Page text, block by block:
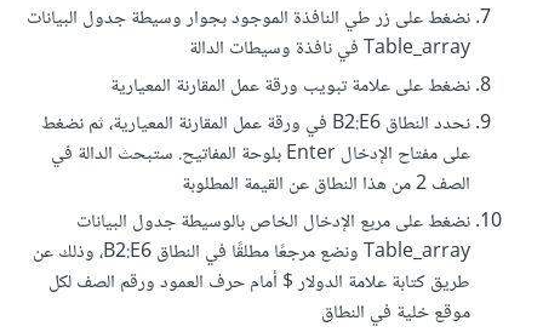
نضغط على زر طي النافذة الموجود بجوار وسيطة جدول البيانات
Table_array في نافذة وسيطات الدالة
نضغط على علامة تبويب ورقة عمل المقارنة المعيارية
نحدد النطاق B2:E6 في ورقة عمل المقارنة المعيارية، ثم نضغط
على مفتاح الإدخال Enter بلوحة المفاتيح. ستبحث الدالة في
الصف 2 من هذا النطاق عن القيمة المطلوبة
نضغط على مربع الإدخال الخاص بالوسيطة جدول البيانات
Table_array ونضع مرجعًا مطلقًا في النطاق B2:E6، وذلك عن
طريق كتابة علامة الدولار $ أمام حرف العمود ورقم الصف لكل
موقع خلية في النطاق